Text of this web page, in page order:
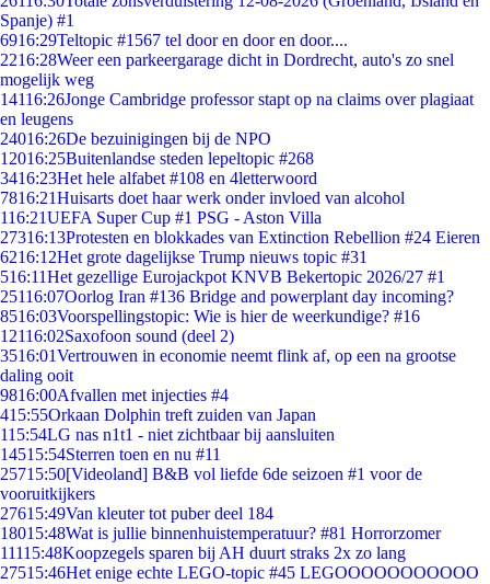
Spanje) #1
6916:29Teltopic #1567 tel door en door en door....
2216:28Weer een parkeergarage dicht in Dordrecht, auto's zo snel
mogelijk weg
14116:26Jonge Cambridge professor stapt op na claims over plagiaat
en leugens
24016:26De bezuinigingen bij de NPO
12016:25Buitenlandse steden lepeltopic #268
3416:23Het hele alfabet #108 en 4letterwoord
7816:21Huisarts doet haar werk onder invloed van alcohol
116:21UEFA Super Cup #1 PSG - Aston Villa
27316:13Protesten en blokkades van Extinction Rebellion #24 Eieren
6216:12Het grote dagelijkse Trump nieuws topic #31
516:11Het gezellige Eurojackpot KNVB Bekertopic 2026/27 #1
25116:07Oorlog Iran #136 Bridge and powerplant day incoming?
8516:03Voorspellingstopic: Wie is hier de weerkundige? #16
12116:02Saxofoon sound (deel 2)
3516:01Vertrouwen in economie neemt flink af, op een na grootse
daling ooit
9816:00Afvallen met injecties #4
415:55Orkaan Dolphin treft zuiden van Japan
115:54LG nas n1t1 - niet zichtbaar bij aansluiten
14515:54Sterren toen en nu #11
25715:50[Videoland] B&B vol liefde 6de seizoen #1 voor de
vooruitkijkers
27615:49Van kleuter tot puber deel 184
18015:48Wat is jullie binnenhuistemperatuur? #81 Horrorzomer
11115:48Koopzegels sparen bij AH duurt straks 2x zo lang
27515:46Het enige echte LEGO-topic #45 LEGOOOOOOOOOOO